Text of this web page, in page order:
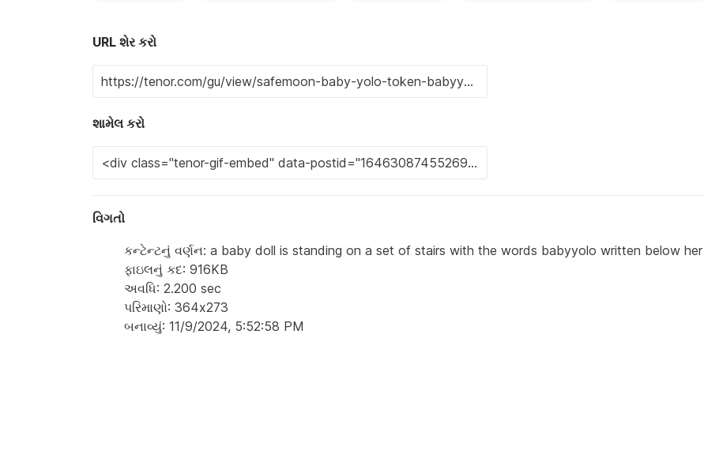
URL શેર કરો
શામેલ કરો
વિગતો
કન્ટેન્ટનું વર્ણન: a baby doll is standing on a set of stairs with the words babyyolo written below her
ફાઇલનું કદ: 916KB
અવધિ: 2.200 sec
પરિમાણો: 364x273
બનાવ્યું: 11/9/2024, 5:52:58 PM